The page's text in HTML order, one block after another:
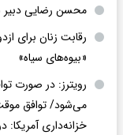
محسن رضایی دبیر
رقابت زنان برای
«بیوه‌های سیاه»
رویترز: در صورت
می‌شود/ توافق موقت
خزانه‌داری آمریکا: